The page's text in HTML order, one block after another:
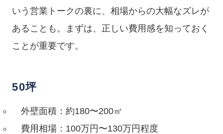
いう営業トークの裏に、相場からの大幅なズレが
あることも。まずは、正しい費用感を知っておく
ことが重要です。
50坪
外壁面積：約180〜200㎡
費用相場：100万円〜130万円程度